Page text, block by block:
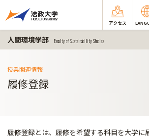
アクセス
人間環境学部 Faculty of Sustainability Studies
授業関連情報
履修登録
履修登録とは、履修を希望する科目を大学に